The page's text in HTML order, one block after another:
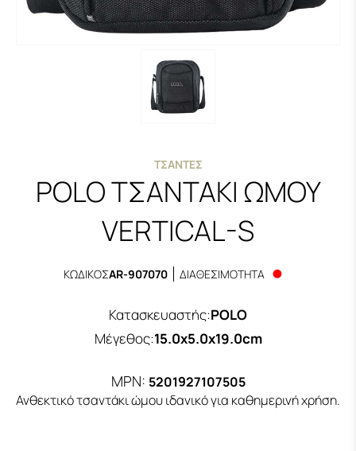
ΤΣΆΝΤΕΣ
POLO ΤΣΑΝΤΑΚΙ ΩΜΟΥ
VERTICAL-S
ΚΩΔΙΚΟΣAR-907070 ΔΙΑΘΕΣΙΜΟΤΗΤΑ
Κατασκευαστής:POLO
Μέγεθος:15.0x5.0x19.0cm
MPN: 5201927107505
Ανθεκτικό τσαντάκι ώμου ιδανικό για καθημερινή χρήση.